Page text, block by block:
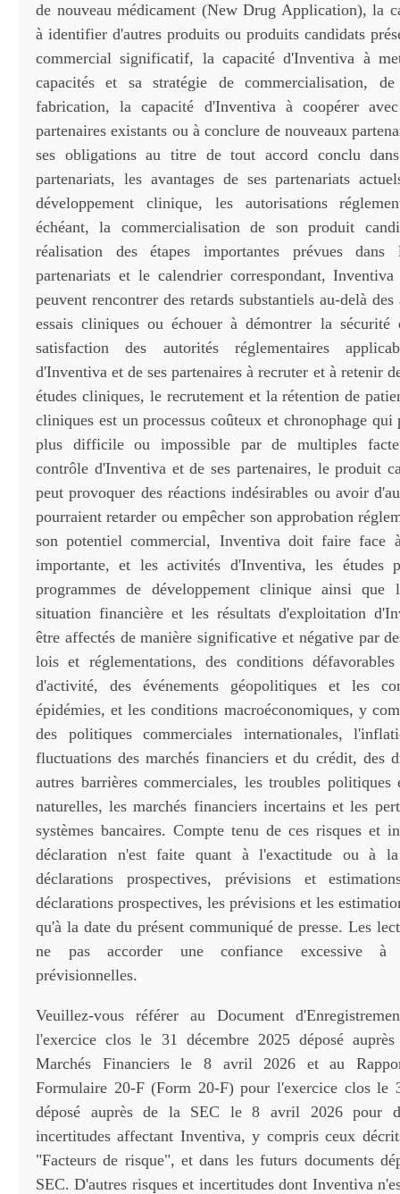
de nouveau médicament (New Drug Application), la
à identifier d'autres produits ou produits candidats
commercial significatif, la capacité d'Inventiva à
capacités et sa stratégie de commercialisation,
fabrication, la capacité d'Inventiva à coopérer
partenaires existants ou à conclure de nouveaux
ses obligations au titre de tout accord conclu
partenariats, les avantages de ses partenariats
développement clinique, les autorisations
échéant, la commercialisation de son produit
réalisation des étapes importantes prévues
partenariats et le calendrier correspondant, Inventiva
peuvent rencontrer des retards substantiels au-delà des
essais cliniques ou échouer à démontrer la
satisfaction des autorités réglementaires
d'Inventiva et de ses partenaires à recruter et à retenir
études cliniques, le recrutement et la rétention de
cliniques est un processus coûteux et chronophage
plus difficile ou impossible par de multiples
contrôle d'Inventiva et de ses partenaires, le produit
peut provoquer des réactions indésirables ou avoir
pourraient retarder ou empêcher son approbation
son potentiel commercial, Inventiva doit faire face
importante, et les activités d'Inventiva, les études
programmes de développement clinique ainsi que
situation financière et les résultats d'exploitation
être affectés de manière significative et négative par
lois et réglementations, des conditions
d'activité, des événements géopolitiques et les
épidémies, et les conditions macroéconomiques, y
des politiques commerciales internationales,
fluctuations des marchés financiers et du crédit, des
autres barrières commerciales, les troubles politiques
naturelles, les marchés financiers incertains et les
systèmes bancaires. Compte tenu de ces risques et
déclaration n'est faite quant à l'exactitude ou à
déclarations prospectives, prévisions et
déclarations prospectives, les prévisions et les
qu'à la date du présent communiqué de presse. Les
ne pas accorder une confiance excessive à
prévisionnelles.
Veuillez-vous référer au Document
l'exercice clos le 31 décembre 2025 déposé
Marchés Financiers le 8 avril 2026 et au
Formulaire 20-F (Form 20-F) pour l'exercice clos le
déposé auprès de la SEC le 8 avril 2026 pour
incertitudes affectant Inventiva, y compris ceux
"Facteurs de risque", et dans les futurs documents
SEC. D'autres risques et incertitudes dont Inventiva